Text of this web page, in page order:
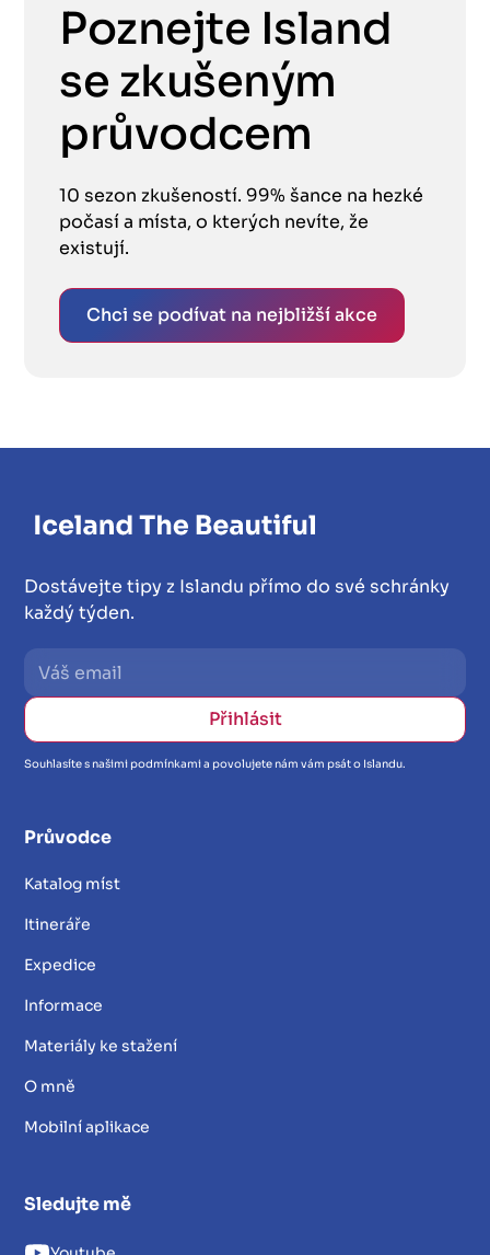
Poznejte Island
se zkušeným
průvodcem
10 sezon zkušeností. 99% šance na hezké
počasí a místa, o kterých nevíte, že
existují.
Chci se podívat na nejbližší akce
Dostávejte tipy z Islandu přímo do své schránky
každý týden.
Souhlasíte s našimi podmínkami a povolujete nám vám psát o Islandu.
Průvodce
Katalog míst
Itineráře
Expedice
Informace
Materiály ke stažení
O mně
Mobilní aplikace
Sledujte mě